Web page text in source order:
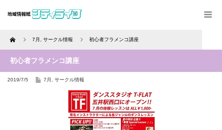
Home 7月 サークル情報 初心者フラメンコ講座
初心者フラメンコ講座
2019/7/5 7月 サークル情報